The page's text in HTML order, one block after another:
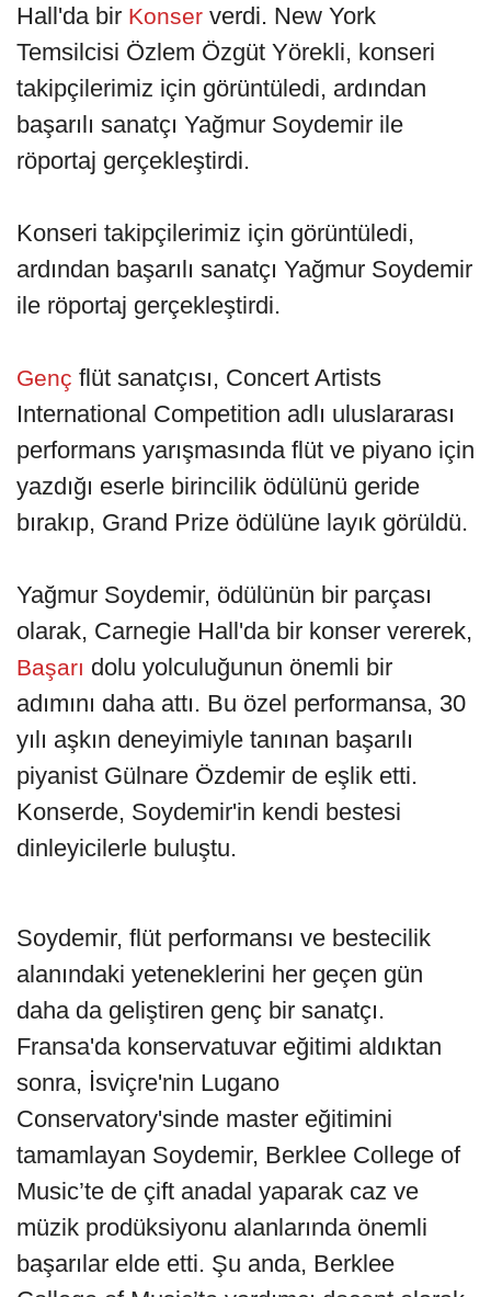
Hall'da bir Konser verdi. New York
Temsilcisi Özlem Özgüt Yörekli, konseri
takipçilerimiz için görüntüledi, ardından
başarılı sanatçı Yağmur Soydemir ile
röportaj gerçekleştirdi.
Konseri takipçilerimiz için görüntüledi,
ardından başarılı sanatçı Yağmur Soydemir
ile röportaj gerçekleştirdi.
Genç flüt sanatçısı, Concert Artists
International Competition adlı uluslararası
performans yarışmasında flüt ve piyano için
yazdığı eserle birincilik ödülünü geride
bırakıp, Grand Prize ödülüne layık görüldü.
Yağmur Soydemir, ödülünün bir parçası
olarak, Carnegie Hall'da bir konser vererek,
Başarı dolu yolculuğunun önemli bir
adımını daha attı. Bu özel performansa, 30
yılı aşkın deneyimiyle tanınan başarılı
piyanist Gülnare Özdemir de eşlik etti.
Konserde, Soydemir'in kendi bestesi
dinleyicilerle buluştu.
Soydemir, flüt performansı ve bestecilik
alanındaki yeteneklerini her geçen gün
daha da geliştiren genç bir sanatçı.
Fransa'da konservatuvar eğitimi aldıktan
sonra, İsviçre'nin Lugano
Conservatory'sinde master eğitimini
tamamlayan Soydemir, Berklee College of
Music’te de çift anadal yaparak caz ve
müzik prodüksiyonu alanlarında önemli
başarılar elde etti. Şu anda, Berklee